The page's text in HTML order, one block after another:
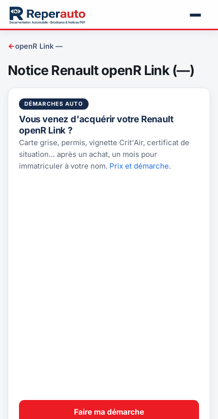
←openR Link —
Notice Renault openR Link (—)
DÉMARCHES AUTO
Vous venez d'acquérir votre Renault
openR Link ?
Carte grise, permis, vignette Crit'Air, certificat de
situation… après un achat, un mois pour
immatriculer à votre nom. Prix et démarche.
Faire ma démarche